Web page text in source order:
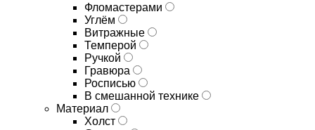
Фломастерами
Углём
Витражные
Темперой
Ручкой
Гравюра
Росписью
В смешанной технике
Материал
Холст